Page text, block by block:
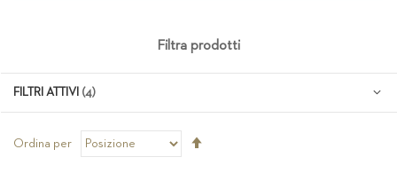
Ordina per
Filtra prodotti
FILTRI ATTIVI